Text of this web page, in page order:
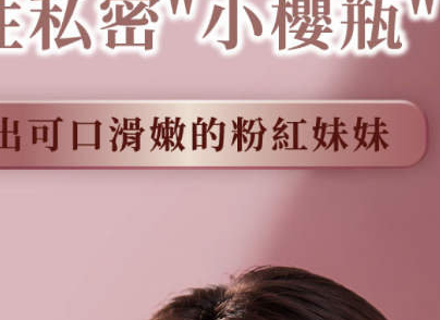
每筆NT$60，滿NT$999(含以上)免運費
離島宅配
海外配送 (港澳地區)
海外配送 (中國大陸)